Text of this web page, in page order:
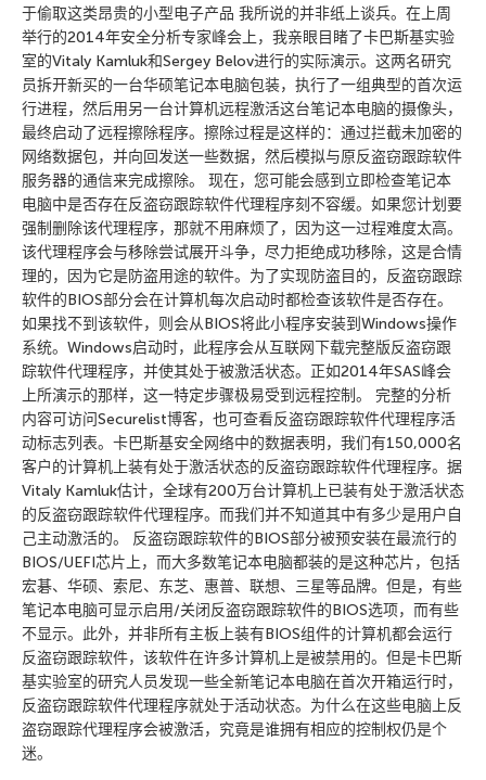
于偷取这类昂贵的小型电子产品 我所说的并非纸上谈兵。在上周
举行的2014年安全分析专家峰会上，我亲眼目睹了卡巴斯基实验
室的Vitaly Kamluk和Sergey Belov进行的实际演示。这两名研究
员拆开新买的一台华硕笔记本电脑包装，执行了一组典型的首次运
行进程，然后用另一台计算机远程激活这台笔记本电脑的摄像头，
最终启动了远程擦除程序。擦除过程是这样的：通过拦截未加密的
网络数据包，并向回发送一些数据，然后模拟与原反盗窃跟踪软件
服务器的通信来完成擦除。 现在，您可能会感到立即检查笔记本
电脑中是否存在反盗窃跟踪软件代理程序刻不容缓。如果您计划要
强制删除该代理程序，那就不用麻烦了，因为这一过程难度太高。
该代理程序会与移除尝试展开斗争，尽力拒绝成功移除，这是合情
理的，因为它是防盗用途的软件。为了实现防盗目的，反盗窃跟踪
软件的BIOS部分会在计算机每次启动时都检查该软件是否存在。
如果找不到该软件，则会从BIOS将此小程序安装到Windows操作
系统。Windows启动时，此程序会从互联网下载完整版反盗窃跟
踪软件代理程序，并使其处于被激活状态。正如2014年SAS峰会
上所演示的那样，这一特定步骤极易受到远程控制。 完整的分析
内容可访问Securelist博客，也可查看反盗窃跟踪软件代理程序活
动标志列表。卡巴斯基安全网络中的数据表明，我们有150,000名
客户的计算机上装有处于激活状态的反盗窃跟踪软件代理程序。据
Vitaly Kamluk估计，全球有200万台计算机上已装有处于激活状态
的反盗窃跟踪软件代理程序。而我们并不知道其中有多少是用户自
己主动激活的。 反盗窃跟踪软件的BIOS部分被预安装在最流行的
BIOS/UEFI芯片上，而大多数笔记本电脑都装的是这种芯片，包括
宏碁、华硕、索尼、东芝、惠普、联想、三星等品牌。但是，有些
笔记本电脑可显示启用/关闭反盗窃跟踪软件的BIOS选项，而有些
不显示。此外，并非所有主板上装有BIOS组件的计算机都会运行
反盗窃跟踪软件，该软件在许多计算机上是被禁用的。但是卡巴斯
基实验室的研究人员发现一些全新笔记本电脑在首次开箱运行时，
反盗窃跟踪软件代理程序就处于活动状态。为什么在这些电脑上反
盗窃跟踪代理程序会被激活，究竟是谁拥有相应的控制权仍是个
迷。